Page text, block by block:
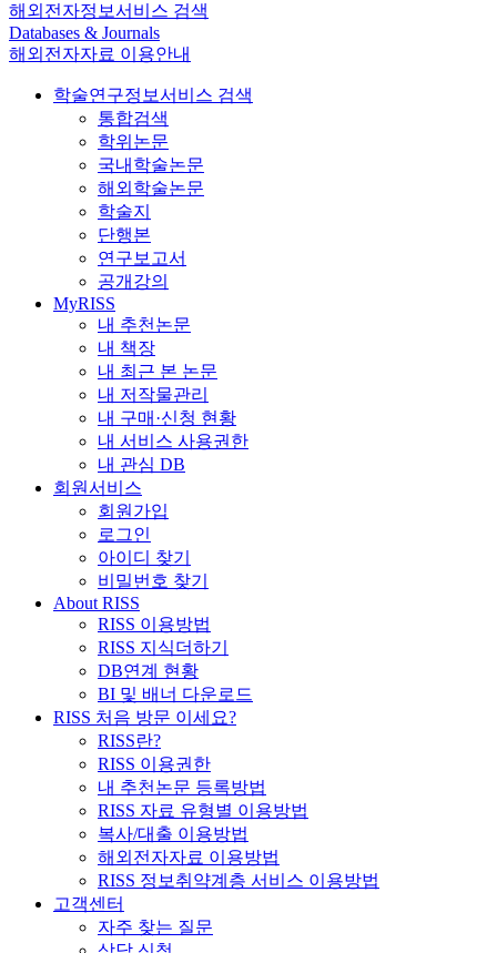
해외전자정보서비스 검색
Databases & Journals
해외전자자료 이용안내
학술연구정보서비스 검색
통합검색
학위논문
국내학술논문
해외학술논문
학술지
단행본
연구보고서
공개강의
MyRISS
내 추천논문
내 책장
내 최근 본 논문
내 저작물관리
내 구매·신청 현황
내 서비스 사용권한
내 관심 DB
회원서비스
회원가입
로그인
아이디 찾기
비밀번호 찾기
About RISS
RISS 이용방법
RISS 지식더하기
DB연계 현황
BI 및 배너 다운로드
RISS 처음 방문 이세요?
RISS란?
RISS 이용권한
내 추천논문 등록방법
RISS 자료 유형별 이용방법
복사/대출 이용방법
해외전자자료 이용방법
RISS 정보취약계층 서비스 이용방법
고객센터
자주 찾는 질문